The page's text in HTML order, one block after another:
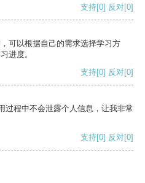
支持[0] 反对[0]
可以根据自己的需求选择学习方
进度。
支持[0] 反对[0]
过程中不会泄露个人信息，让我非常
支持[0] 反对[0]